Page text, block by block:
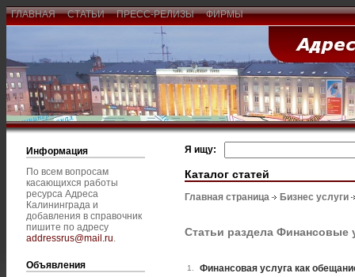
ГЛАВНАЯ СТАТЬИ ПРЕСС-РЕЛИЗЫ ФИРМЫ
Информация
По всем вопросам
касающихся работы
ресурса Адреса
Калининграда и
добавления в справочник
пишите по адресу
addressrus@mail.ru.
Объявления
Я ищу:
Каталог статей
Главная страница Бизнес услуги
Статьи раздела Финансовые
1. Финансовая услуга как